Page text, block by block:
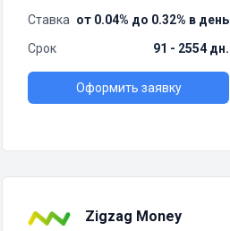
Ставка от 0.04% до 0.32% в день
Срок
91 - 2554 дн.
Оформить заявку
Zigzag Money